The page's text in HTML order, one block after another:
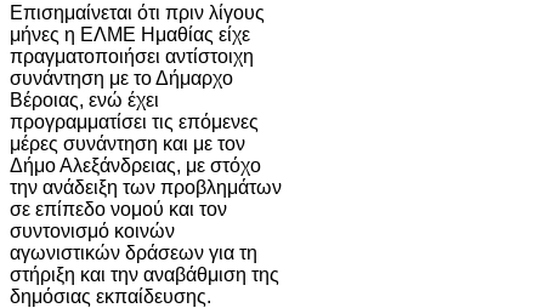
Επισημαίνεται ότι πριν λίγους
μήνες η ΕΛΜΕ Ημαθίας είχε
πραγματοποιήσει αντίστοιχη
συνάντηση με το Δήμαρχο
Βέροιας, ενώ έχει
προγραμματίσει τις επόμενες
μέρες συνάντηση και με τον
Δήμο Αλεξάνδρειας, με στόχο
την ανάδειξη των προβλημάτων
σε επίπεδο νομού και τον
συντονισμό κοινών
αγωνιστικών δράσεων για τη
στήριξη και την αναβάθμιση της
δημόσιας εκπαίδευσης.